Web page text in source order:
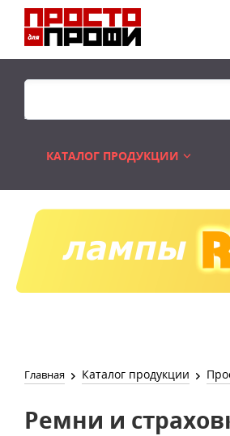
КАТАЛОГ ПРОДУКЦИИ
Распродажа
Главная Каталог продукции
Ремни и